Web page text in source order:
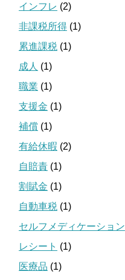
インフレ (2)
非課税所得 (1)
累進課税 (1)
成人 (1)
職業 (1)
支援金 (1)
補償 (1)
有給休暇 (2)
自賠責 (1)
割賦金 (1)
自動車税 (1)
セルフメディケーション
レシート (1)
医療品 (1)